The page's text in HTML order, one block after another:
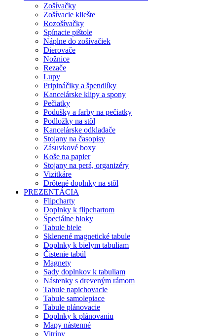
Zošívačky
Zošívacie kliešte
Rozošívačky
Spínacie pištole
Náplne do zošívačiek
Dierovače
Nožnice
Rezače
Lupy
Pripináčiky a špendlíky
Kancelárske klipy a spony
Pečiatky
Podušky a farby na pečiatky
Podložky na stôl
Kancelárske odkladače
Stojany na časopisy
Zásuvkové boxy
Koše na papier
Stojany na perá, organizéry
Vizitkáre
Drôtené doplnky na stôl
PREZENTÁCIA
Flipcharty
Doplnky k flipchartom
Špeciálne bloky
Tabule biele
Sklenené magnetické tabule
Doplnky k bielym tabuliam
Čistenie tabúl
Magnety
Sady doplnkov k tabuliam
Nástenky s dreveným rámom
Tabule napichovacie
Tabule samolepiace
Tabule plánovacie
Doplnky k plánovaniu
Mapy nástenné
Vitríny